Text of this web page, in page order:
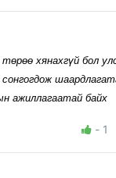
хянахгүй бол
ажиллагаатай байх
- 1